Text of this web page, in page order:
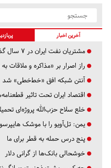
آخرین اخبار
مشتریان نفت ایران در ۷ سال گذشته +فیلم
راز اصرار بر «مذاکره و
آنتن شبکه افق «خط‌خطی» شد
اقتصاد ایران تحت تاثیر
خلع سلاح حزب‌الله پروژه‌ای
یمن: تل‌آویو را با موشک
پنج درس‌ حمله به قطر برای ما
خوشحالی بانک‌ها از گرانی دلار